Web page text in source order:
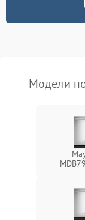
Модели